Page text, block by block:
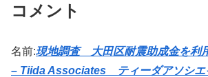
コメント
名前:現地調査 大田区耐震助成金を利
– Tiida Associates ティーダアソシエ